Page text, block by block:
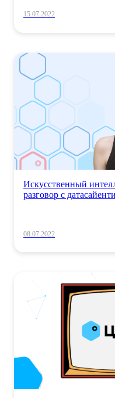
15.07.2022
Искусственный
разговор с
08.07.2022